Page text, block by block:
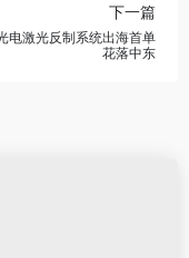
下一篇
电激光反制系统出海首单
花落中东